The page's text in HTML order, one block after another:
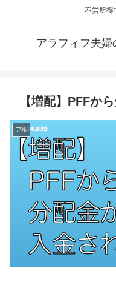
不労所得
アラフィフ夫
【増配】PFFか
アル